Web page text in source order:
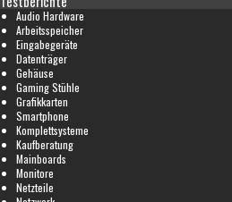
Audio Hardware
Arbeitsspeicher
Eingabegeräte
Datenträger
Gehäuse
Gaming Stühle
Grafikkarten
Smartphone
Komplettsysteme
Kaufberatung
Mainboards
Monitore
Netzteile